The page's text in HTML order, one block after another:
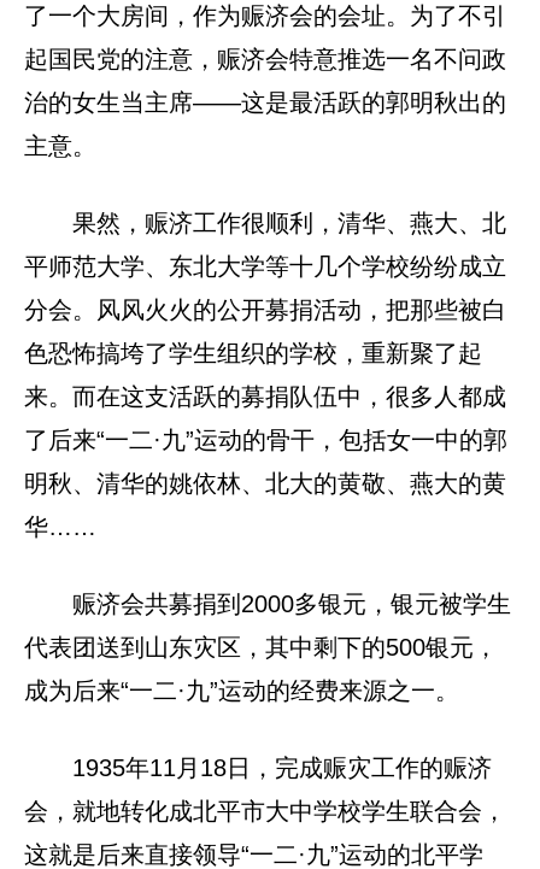
了一个大房间，作为赈济会的会址。为了不引
起国民党的注意，赈济会特意推选一名不问政
治的女生当主席——这是最活跃的郭明秋出的
主意。
果然，赈济工作很顺利，清华、燕大、北
平师范大学、东北大学等十几个学校纷纷成立
分会。风风火火的公开募捐活动，把那些被白
色恐怖搞垮了学生组织的学校，重新聚了起
来。而在这支活跃的募捐队伍中，很多人都成
了后来“一二·九”运动的骨干，包括女一中的郭
明秋、清华的姚依林、北大的黄敬、燕大的黄
华……
赈济会共募捐到2000多银元，银元被学生
代表团送到山东灾区，其中剩下的500银元，
成为后来“一二·九”运动的经费来源之一。
1935年11月18日，完成赈灾工作的赈济
会，就地转化成北平市大中学校学生联合会，
这就是后来直接领导“一二·九”运动的北平学